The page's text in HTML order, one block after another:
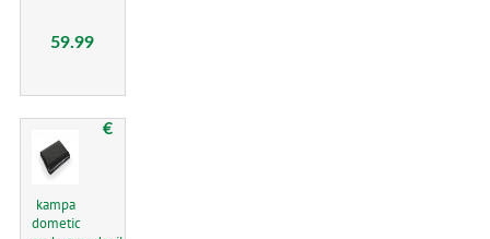
59.99
kampa
dometic
€